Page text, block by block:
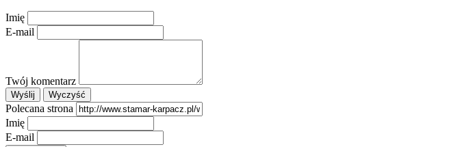
Imię
E-mail
Twój komentarz
Polecana strona
Imię
E-mail